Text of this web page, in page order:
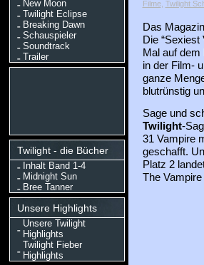
New Moon
Twilight Eclipse
Breaking Dawn
Schauspieler
Soundtrack
Trailer
Twilight - die Bücher
Inhalt Band 1-4
Midnight Sun
Bree Tanner
Unsere Highlights
Unsere Twilight
Highlights
Twilight Fieber
Highlights
Filme, Twilight
Das Magazin
Die
Mal auf
in der Film-
ganze
blutrünstig
Sage und
Twilight-
31 Vampire
geschafft.
Platz 2
The